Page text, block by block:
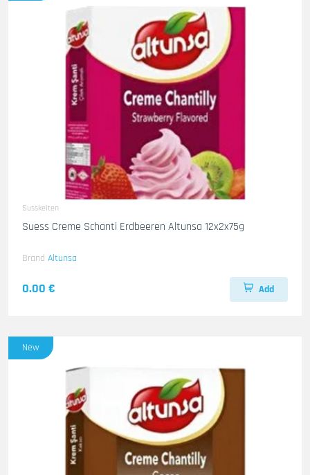
Susskeiten
Suess Creme Schanti Erdbeeren Altunsa 12x2x75g
Brand Altunsa
0.00 € Add
New